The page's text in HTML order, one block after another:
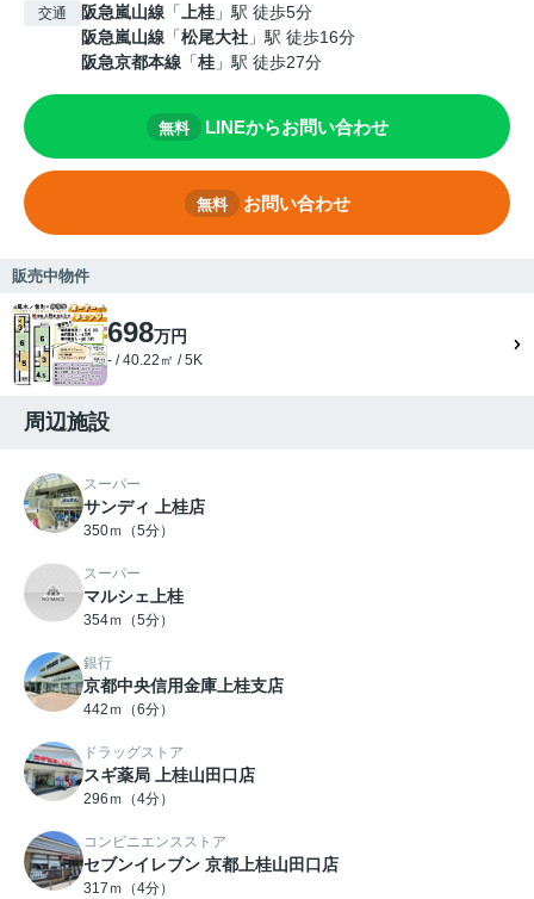
交通 阪急嵐山線 「 上桂 」駅 徒歩5分
阪急嵐山線 「松尾大社 」駅 徒歩16分
阪急京都本線 「桂 」駅 徒歩27分
無料 LINEからお問い合わせ
無料 お問い合わせ
販売中物件
698万円
- / 40.22㎡ / 5K
周辺施設
スーパー
サンディ 上桂店
350ｍ（5分）
スーパー
マルシェ上桂
354ｍ（5分）
銀行
京都中央信用金庫上桂支店
442ｍ（6分）
ドラッグストア
スギ薬局 上桂山田口店
296ｍ（4分）
コンビニエンスストア
セブンイレブン 京都上桂山田口店
317ｍ（4分）